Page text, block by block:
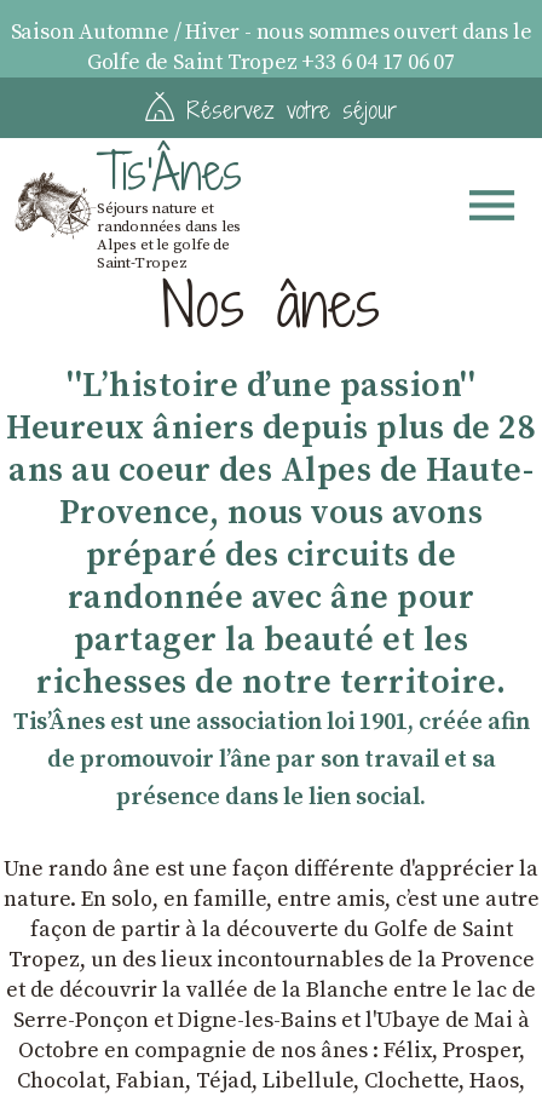
Saison Automne / Hiver - nous sommes ouvert dans le
Golfe de Saint Tropez +33 6 04 17 06 07
Réservez votre séjour
Tis'Ânes
Séjours nature et
randonnées dans les
Alpes et le golfe de
Saint-TropezNos ânes
''Lʼhistoire dʼune passion''
Heureux âniers depuis plus de 28
ans au coeur des Alpes de Haute-
Provence, nous vous avons
préparé des circuits de
randonnée avec âne pour
partager la beauté et les
richesses de notre territoire.
TisʼÂnes est une association loi 1901, créée afin
de promouvoir lʼâne par son travail et sa
présence dans le lien social.
Une rando âne est une façon différente d'apprécier la
nature. En solo, en famille, entre amis, cʼest une autre
façon de partir à la découverte du Golfe de Saint
Tropez, un des lieux incontournables de la Provence
et de découvrir la vallée de la Blanche entre le lac de
Serre-Ponçon et Digne-les-Bains et l'Ubaye de Mai à
Octobre en compagnie de nos ânes : Félix, Prosper,
Chocolat, Fabian, Téjad, Libellule, Clochette, Haos,